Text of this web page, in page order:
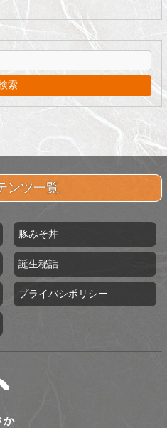
ンツ一覧
豚みそ丼
誕生秘話
プライバシポリシー
か